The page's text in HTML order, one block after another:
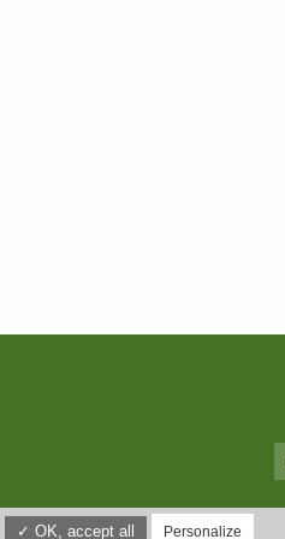
✓ OK, accept all Personalize